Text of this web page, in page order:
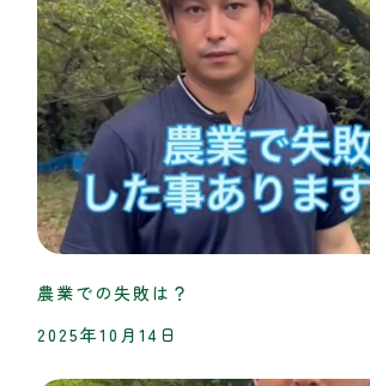
農業での失敗は？
2025年10月14日